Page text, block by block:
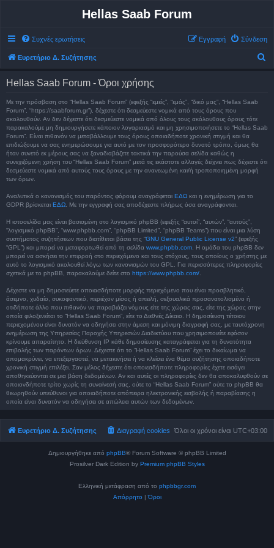
Hellas Saab Forum
Συχνές ερωτήσεις Σύνδεση
Εγγραφή
Ευρετήριο Δ. Συζήτησης
τ
σ
Hellas Saab Forum - Όροι χρήσης
Με την πρόσβαση στο “Hellas Saab Forum” (εφεξής “εμείς”, “εμάς”, “δικό μας”, “Hellas Saab
Forum”, “https://saabforum.gr”), δέχεστε ότι δεσμεύεστε νομικά από τους όρους που
ακολουθούν. Αν δεν δέχεστε ότι δεσμεύεστε νομικά από όλους τους ακόλουθους όρους τότε
παρακαλούμε μη δημιουργήσετε κάποιον λογαριασμό και μη χρησιμοποιήσετε το “Hellas Saab
Forum”. Είναι πιθανόν να μεταβάλλουμε τους όρους οποιαδήποτε χρονική στιγμή και θα
επιδιώξουμε να σας ενημερώσουμε για αυτό με τον προσφορότερο δυνατό τρόπο, όμως θα
ήταν συνετό εκ μέρους σας να ξαναδιαβάζετε τακτικά την παρούσα σελίδα καθώς η
συνεχιζόμενη χρήση του “Hellas Saab Forum” μετά τις εκάστοτε αλλαγές δείχνει πως δέχεστε ότι
δεσμεύεστε νομικά από αυτούς τους όρους με την ανανεωμένη και/ή τροποποιημένη μορφή
των όρων.
Αναλυτικά ο κανονισμός του παρόντος φόρουμ αναγράφεται ΕΔΩ και η ενημέρωση για το
GDPR βρίσκεται ΕΔΩ . Με την εγγραφή σας αποδέχεστε πλήρως όσα αναγράφονται.
Η ιστοσελίδα μας είναι βασισμένη στο λογισμικό phpBB (εφεξής “αυτοί”, “αυτών”, “αυτούς”,
“λογισμικό phpBB”, “www.phpbb.com”, “phpBB Limited”, “phpBB Teams”) που είναι μια λύση
συστήματος συζητήσεων που διατίθεται βάσει της “GNU General Public License v2” (εφεξής
“GPL”) και μπορεί να μεταφορτωθεί από τη σελίδα www.phpbb.com . Η ομάδα του phpBB δεν
μπορεί να ασκήσει την επιρροή στο περιεχόμενο και τους στόχους, τους οποίους ο χρήστης με
αυτό το λογισμικό ακολουθεί λόγω των κανονισμών του GPL. Για περισσότερες πληροφορίες
σχετικά με το phpBB, παρακαλούμε δείτε στο https://www.phpbb.com/
Δέχεστε να μη δημοσιεύετε οποιασδήποτε μορφής περιεχόμενο που είναι προσβλητικό,
άσεμνο, χυδαίο, συκοφαντικό, περιέχον μίσος ή απειλή, σεξουαλικά προσανατολισμένο ή
οτιδήποτε άλλο που πιθανόν να παραβιάζει νόμους είτε της χώρας σας, είτε της χώρας στην
οποία φιλοξενείται το “Hellas Saab Forum”, είτε το Διεθνές Δίκαιο. Η δημοσίευση τέτοιου
περιεχομένου είναι δυνατόν να οδηγήσει στην άμεση και μόνιμη διαγραφή σας, με ταυτόχρονη
ενημέρωση της Υπηρεσίας Παροχής Υπηρεσιών Διαδικτύου που χρησιμοποιείτε εφόσον
κρίνουμε απαραίτητο. Η διεύθυνση IP κάθε δημοσίευσης καταγράφεται για τη δυνατότητα
επιβολής των παρόντων όρων. Δέχεστε ότι το “Hellas Saab Forum” έχει το δικαίωμα να
απομακρύνει, να επεξεργαστεί, να μετακινήσει ή να κλείσει ένα θέμα συζήτησης οποιαδήποτε
χρονική στιγμή επιλέξει. Σαν μέλος δέχεστε ότι οποιεσδήποτε πληροφορίες έχετε εισάγει
αποθηκεύονται σε μια βάση δεδομένων. Αν και αυτές οι πληροφορίες δεν θα αποκαλυφθούν σε
οποιονδήποτε τρίτο χωρίς τη συναίνεσή σας, ούτε το “Hellas Saab Forum” ούτε το phpBB θα
θεωρηθούν υπεύθυνοι για οποιαδήποτε απόπειρα ηλεκτρονικής εισβολής ή παραβίασης η
οποία είναι δυνατόν να οδηγήσει σε απώλεια αυτών των δεδομένων.
Ευρετήριο Δ. Συζήτησης Όλοι οι χρόνοι είναι UTC+03:00
Διαγραφή cookies
Δημιουργήθηκε από phpBB® Forum Software © phpBB Limited
Prosilver Dark Edition by Premium phpBB Styles
Ελληνική μετάφραση από το phpbbgr.com
Απόρρητο |Όροι